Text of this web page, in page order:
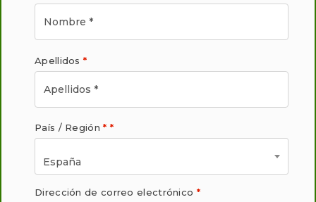
Apellidos *
País / Región* *
España
Dirección de correo electrónico *